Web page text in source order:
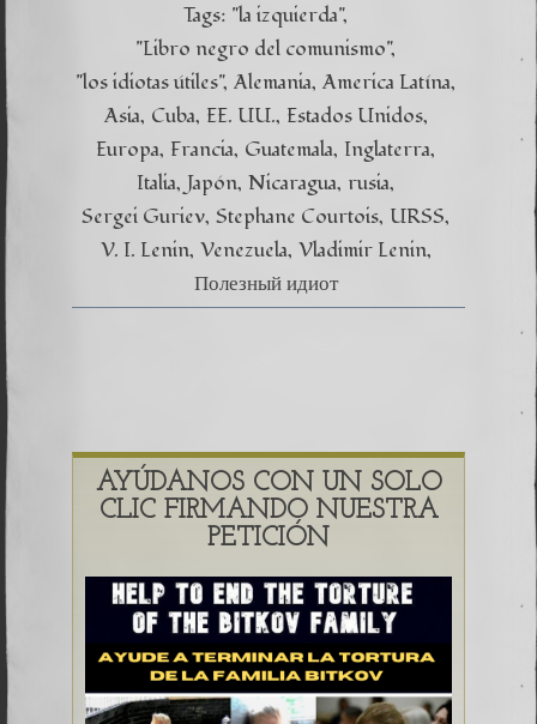
Tags: "la izquierda"
"Libro negro del comunismo"
"los idiotas útiles" Alemania America Latína
Asia Cuba EE. UU. Estados Unidos
Europa Francia Guatemala Inglaterra
Italia Japón Nicaragua rusia
Sergei Guriev Stephane Courtois URSS
V. I. Lenin Venezuela Vladimir Lenin
Полезный идиот
AYÚDANOS CON UN SOLO
CLIC FIRMANDO NUESTRA
PETICIÓN